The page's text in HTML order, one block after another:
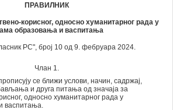
ПРАВИЛНИК
корисног, односно хуманитарног рада у
образовања и васпитања
РС", број 10 од 9. фебруара 2024.
Члан 1.
се ближи услови, начин, садржај,
и друга питања од значаја за
односно хуманитарног рада у
васпитања.